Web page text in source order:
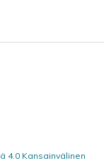
4.0 Kansainvälinen